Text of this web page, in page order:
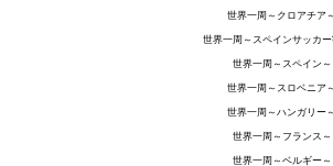
世界一周～クロアチア～
世界一周～スペインサッカー
世界一周～スペイン～
世界一周～スロベニア～
世界一周～ハンガリー～
世界一周～フランス～
世界一周～ベルギー～